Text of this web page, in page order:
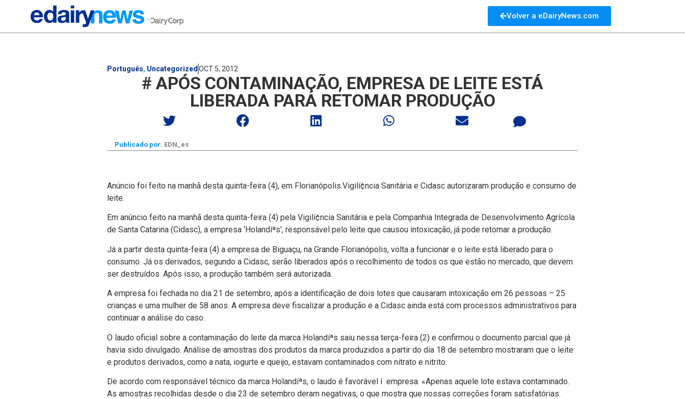
Volver a eDairyNews.com
Português, Uncategorized OCT 5, 2012
# APÓS CONTAMINAÇÃO, EMPRESA DE LEITE ESTÁ
LIBERADA PARA RETOMAR PRODUÇÃO
Publicado por: EDN_es
Anúncio foi feito na manhã desta quinta-feira (4), em Florianópolis.Vigilí¢ncia Sanitária e Cidasc autorizaram produção e consumo de
leite.
Em anúncio feito na manhã desta quinta-feira (4) pela Vigilí¢ncia Sanitária e pela Companhia Integrada de Desenvolvimento Agrí­cola
de Santa Catarina (Cidasc), a empresa ‘Holandíªs’, responsável pelo leite que causou intoxicação, já pode retomar a produção.
Já a partir desta quinta-feira (4) a empresa de Biguaçu, na Grande Florianópolis, volta a funcionar e o leite está liberado para o
consumo. Já os derivados, segundo a Cidasc, serão liberados após o recolhimento de todos os que estão no mercado, que devem
ser destruí­dos. Após isso, a produção também será autorizada.
A empresa foi fechada no dia 21 de setembro, após a identificação de dois lotes que causaram intoxicação em 26 pessoas – 25
crianças e uma mulher de 58 anos. A empresa deve fiscalizar a produção e a Cidasc ainda está com processos administrativos para
continuar a análise do caso.
O laudo oficial sobre a contaminação do leite da marca Holandíªs saiu nessa terça-feira (2) e confirmou o documento parcial que já
havia sido divulgado. Análise de amostras dos produtos da marca produzidos a partir do dia 18 de setembro mostraram que o leite
e produtos derivados, como a nata, iogurte e queijo, estavam contaminados com nitrato e nitrito.
De acordo com responsável técnico da marca Holandíªs, o laudo é favorável í empresa. «Apenas aquele lote estava contaminado.
As amostras recolhidas desde o dia 23 de setembro deram negativas, o que mostra que nossas correções foram satisfatórias.